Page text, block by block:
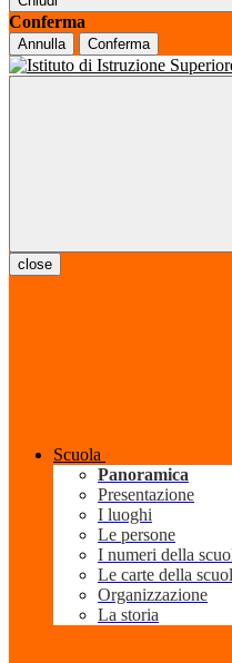
Conferma
Annulla Conferma
close
Scuola
Panoramica
Presentazione
I luoghi
Le persone
I numeri della
Le carte della
Organizzazione
La storia